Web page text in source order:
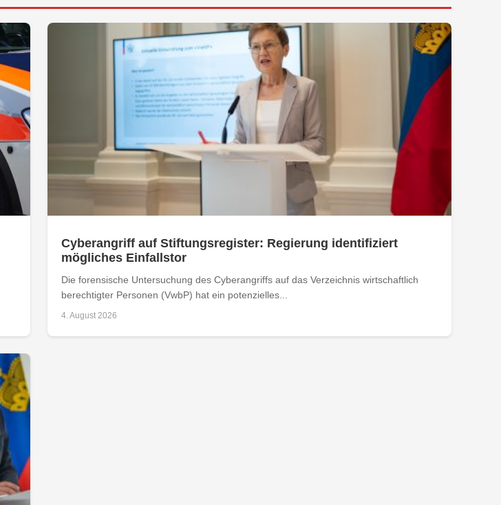
Cyberangriff auf Stiftungsregister: Regierung identifiziert
mögliches Einfallstor
Die forensische Untersuchung des Cyberangriffs auf das Verzeichnis wirtschaftlich
berechtigter Personen (VwbP) hat ein potenzielles...
4. August 2026